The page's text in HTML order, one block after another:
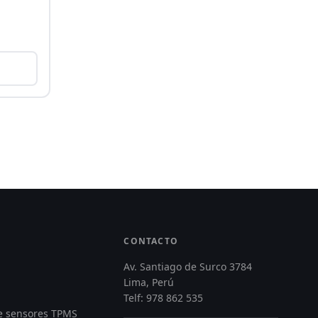
TPMS
CONTACTO
Av. Santiago de Surco 3784
Lima, Perú
Telf: 978 862 535